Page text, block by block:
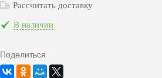
Рассчитать доставку
В наличии
Поделиться